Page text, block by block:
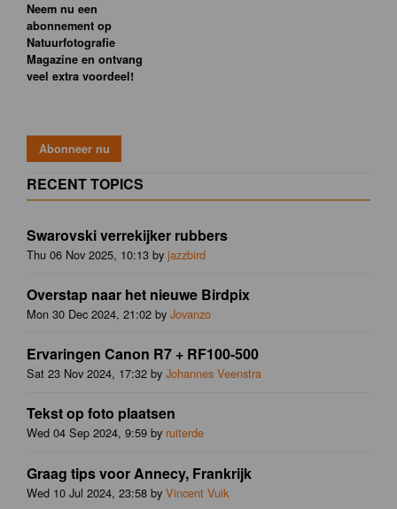
Neem nu een
abonnement op
Natuurfotografie
Magazine en ontvang
veel extra voordeel!
RECENT TOPICS
Swarovski verrekijker rubbers
Thu 06 Nov 2025, 10:13 by jazzbird
Overstap naar het nieuwe Birdpix
Mon 30 Dec 2024, 21:02 by Jovanzo
Ervaringen Canon R7 + RF100-500
Sat 23 Nov 2024, 17:32 by Johannes Veenstra
Tekst op foto plaatsen
Wed 04 Sep 2024, 9:59 by ruiterde
Graag tips voor Annecy, Frankrijk
Wed 10 Jul 2024, 23:58 by Vincent Vuik